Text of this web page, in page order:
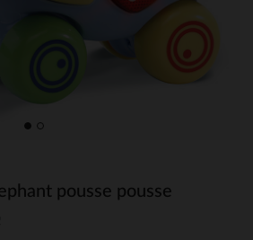
pousse pousse